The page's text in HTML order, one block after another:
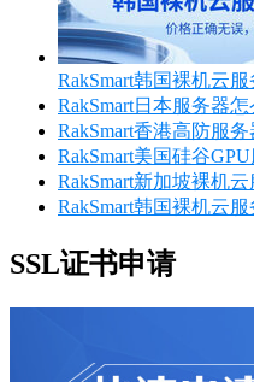
RakSmart韩国裸机云
RakSmart日本服务器
RakSmart香港高防服
RakSmart美国硅谷
RakSmart新加坡裸机
RakSmart韩国裸机云
SSL证书申请